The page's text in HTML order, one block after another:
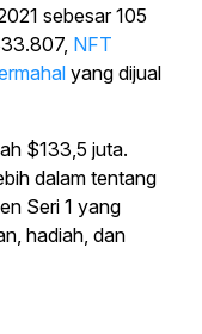
sebesar 105
NFT
yang dijual
$133,5 juta.
dalam tentang
Seri 1 yang
hadiah, dan